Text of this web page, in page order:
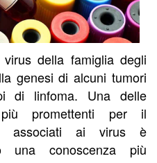
della famiglia degli
genesi di alcuni tumori
di linfoma. Una delle
più promettenti per il
associati ai virus è
una conoscenza più